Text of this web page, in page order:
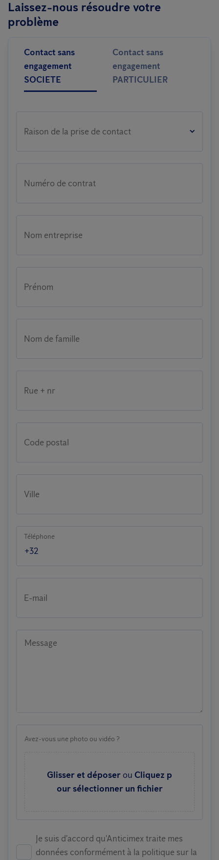
Laissez-nous résoudre votre
problème
Contact sans
engagement
SOCIETE
Contact sans
engagement
PARTICULIER
Raison de la prise de contact
Numéro de contrat
Nom entreprise
Prénom
Nom de famille
Rue + nr
Code postal
Ville
Téléphone
E-mail
Message
Avez-vous une photo ou vidéo ?
Glisser et déposerou Cliquez p
our sélectionner un fichier
Je suis d'accord qu'Anticimex traite mes
données conformément à la politique sur la